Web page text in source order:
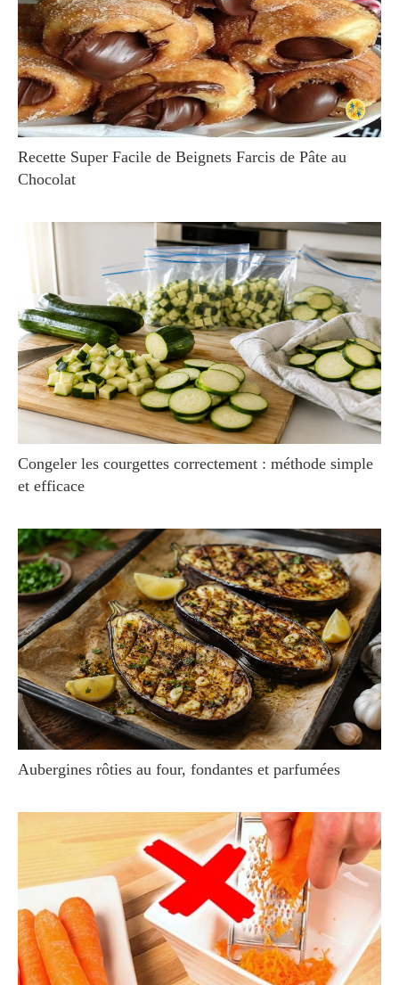
Recette Super Facile de Beignets Farcis de Pâte au
Chocolat
Congeler les courgettes correctement : méthode simple
et efficace
Aubergines rôties au four, fondantes et parfumées